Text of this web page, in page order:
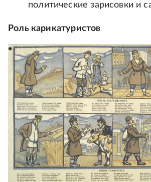
политические зарисовки и
Роль карикатуристов